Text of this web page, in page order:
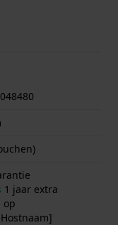
1 jaar extra
op